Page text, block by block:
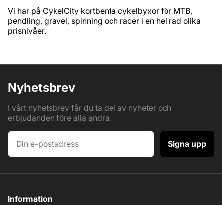
Vi har på CykelCity kortbenta cykelbyxor för MTB,
pendling, gravel, spinning och racer i en hel rad olika
prisnivåer.
Nyhetsbrev
I vårt nyhetsbrev får du ta del av nyheter och
erbjudanden före alla andra.
Signa upp
Information